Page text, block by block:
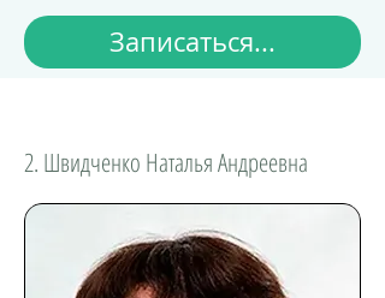
Записаться...
2. Швидченко Наталья Андреевна